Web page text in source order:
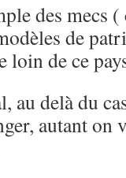
des mecs
de
loin de ce
au delà du
autant on